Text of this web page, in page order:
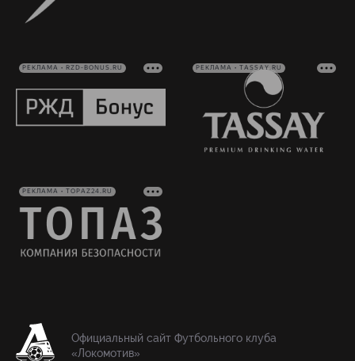
РЕКЛАМА • RZD-BONUS.RU РЕКЛАМА • TASSAY.RU
РЕКЛАМА • TOPAZ24.RU
Официальный сайт Футбольного клуба
«Локомотив»